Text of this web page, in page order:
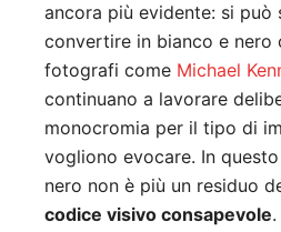
ancora più evidente: si
convertire in bianco e nero
fotografi come Michael
continuano a lavorare
monocromia per il tipo di
vogliono evocare. In
nero non è più un residuo
codice visivo consapevole.